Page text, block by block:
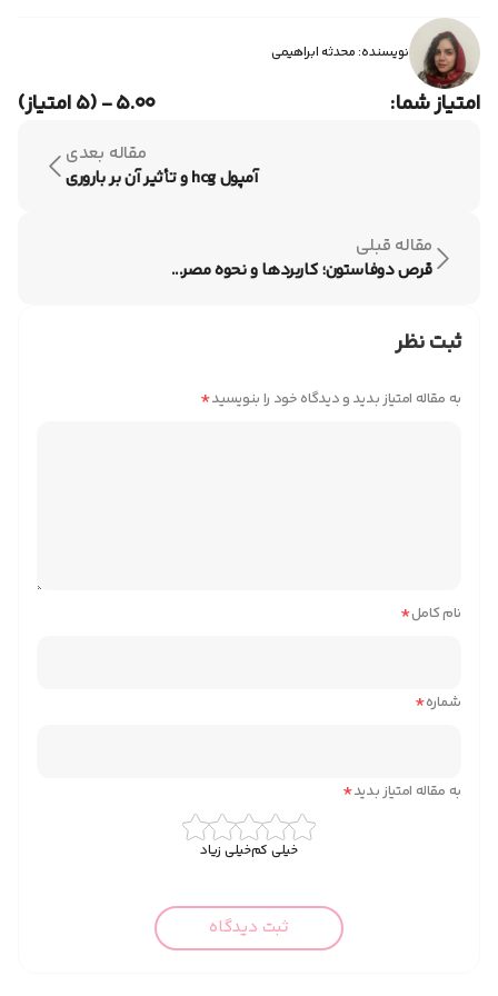
آزمایش‌ها، پزشک طبق شرایط، گزینه‌های درمانی مناسبی را ارائه
می‌کند.
نویسنده: محدثه ابراهیمی
امتیاز شما: ۵.۰۰ - (۵ امتیاز)
مقاله قبلی
قرص دوفاستون؛ کاربرد‌ها و نحوه مصر...
مقاله بعدی
آمپول hcg و تأثیر آن بر باروری
ثبت نظر
به مقاله امتیاز بدید و دیدگاه خود را بنویسید*
نام کامل*
شماره*
به مقاله امتیاز بدید*
خیلی کمخیلی زیاد
ثبت دیدگاه